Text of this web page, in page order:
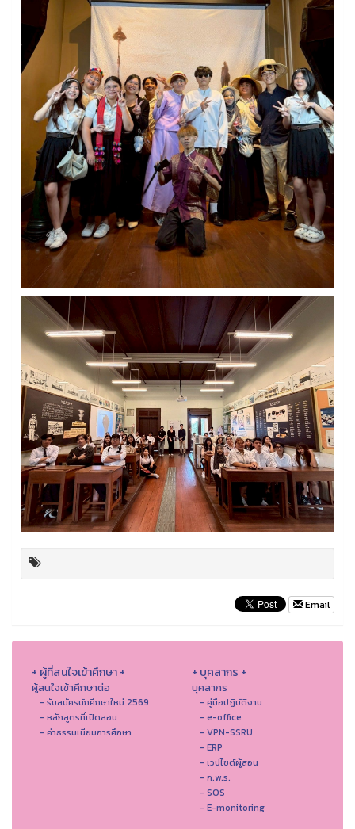
Email
+ ผู้ที่สนใจเข้าศึกษา +
ผู้สนใจเข้าศึกษาต่อ
- รับสมัครนักศึกษาใหม่ 2569
- หลักสูตรที่เปิดสอน
- ค่าธรรมเนียมการศึกษา
+ บุคลากร +
บุคลากร
- คู่มือปฏิบัติงาน
- e-office
- VPN-SSRU
- ERP
- เวปไซต์ผู้สอน
- ก.พ.ร.
- SOS
- E-monitoring